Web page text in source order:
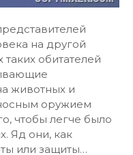
на другой
обитателей
животных и
оружием
чтобы легче было
Яд они, как
или защиты…